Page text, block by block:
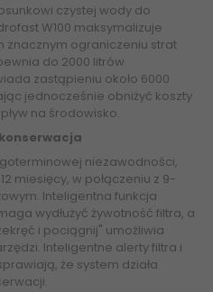
czystej wody do
W100 maksymalizuje
znacznym ograniczeniu strat
do 2000 litrów
zastąpieniu około 6000
jednocześnie obniżyć koszty
na środowisko.
niezawodności,
miesięcy, w połączeniu z 9-
Inteligentna funkcja
wydłużyć żywotność filtra, a
i pociągnij" umożliwia
Inteligentne alerty filtra i
że system działa